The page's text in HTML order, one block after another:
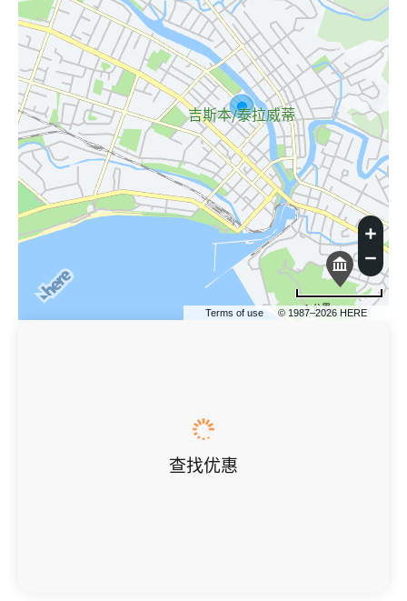
吉斯本/泰拉威蒂
Terms of use © 1987–2026 HERE
1 公里
查找优惠